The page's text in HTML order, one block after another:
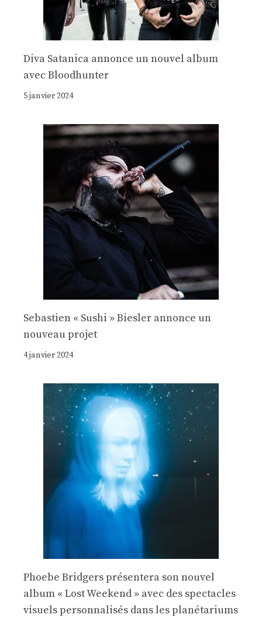
Diva Satanica annonce un nouvel album
avec Bloodhunter
5 janvier 2024
Sebastien « Sushi » Biesler annonce un
nouveau projet
4 janvier 2024
Phoebe Bridgers présentera son nouvel
album « Lost Weekend » avec des spectacles
visuels personnalisés dans les planétariums